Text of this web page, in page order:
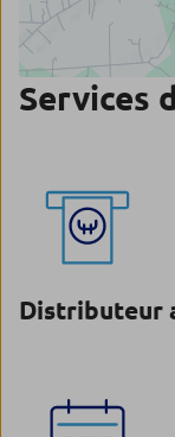
Services
Distributeur